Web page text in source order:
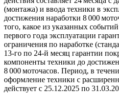
(монтажа) и ввода техники в
достижения наработки 8 000
того, какое из указанных
первого года эксплуатации
ограничения по наработке
13‑го по 24‑й месяц гарантии
компоненты техники до
8 000 моточасов. Период, в
оформление техники с
действует с 25.12.2025 по